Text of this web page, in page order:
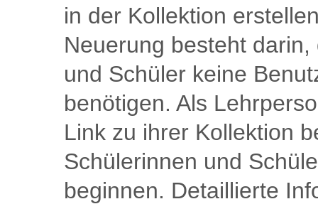
in der Kollektion
Neuerung besteht
und Schüler keine
benötigen. Als
Link zu ihrer Kollektion
Schülerinnen und
beginnen. Detaillierte